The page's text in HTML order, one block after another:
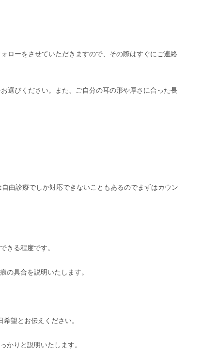
ローをさせていただきますので、その際はすぐにご連絡
選びください。また、ご自分の耳の形や厚さに合った長
由診療でしか対応できないこともあるのでまずはカウン
きる程度です。
の具合を説明いたします。
望とお伝えください。
かりと説明いたします。